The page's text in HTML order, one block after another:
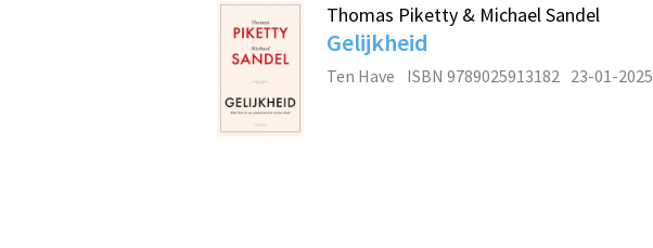
Thomas Piketty & Michael Sandel
Gelijkheid
Ten Have ISBN 9789025913182 23-01-2025